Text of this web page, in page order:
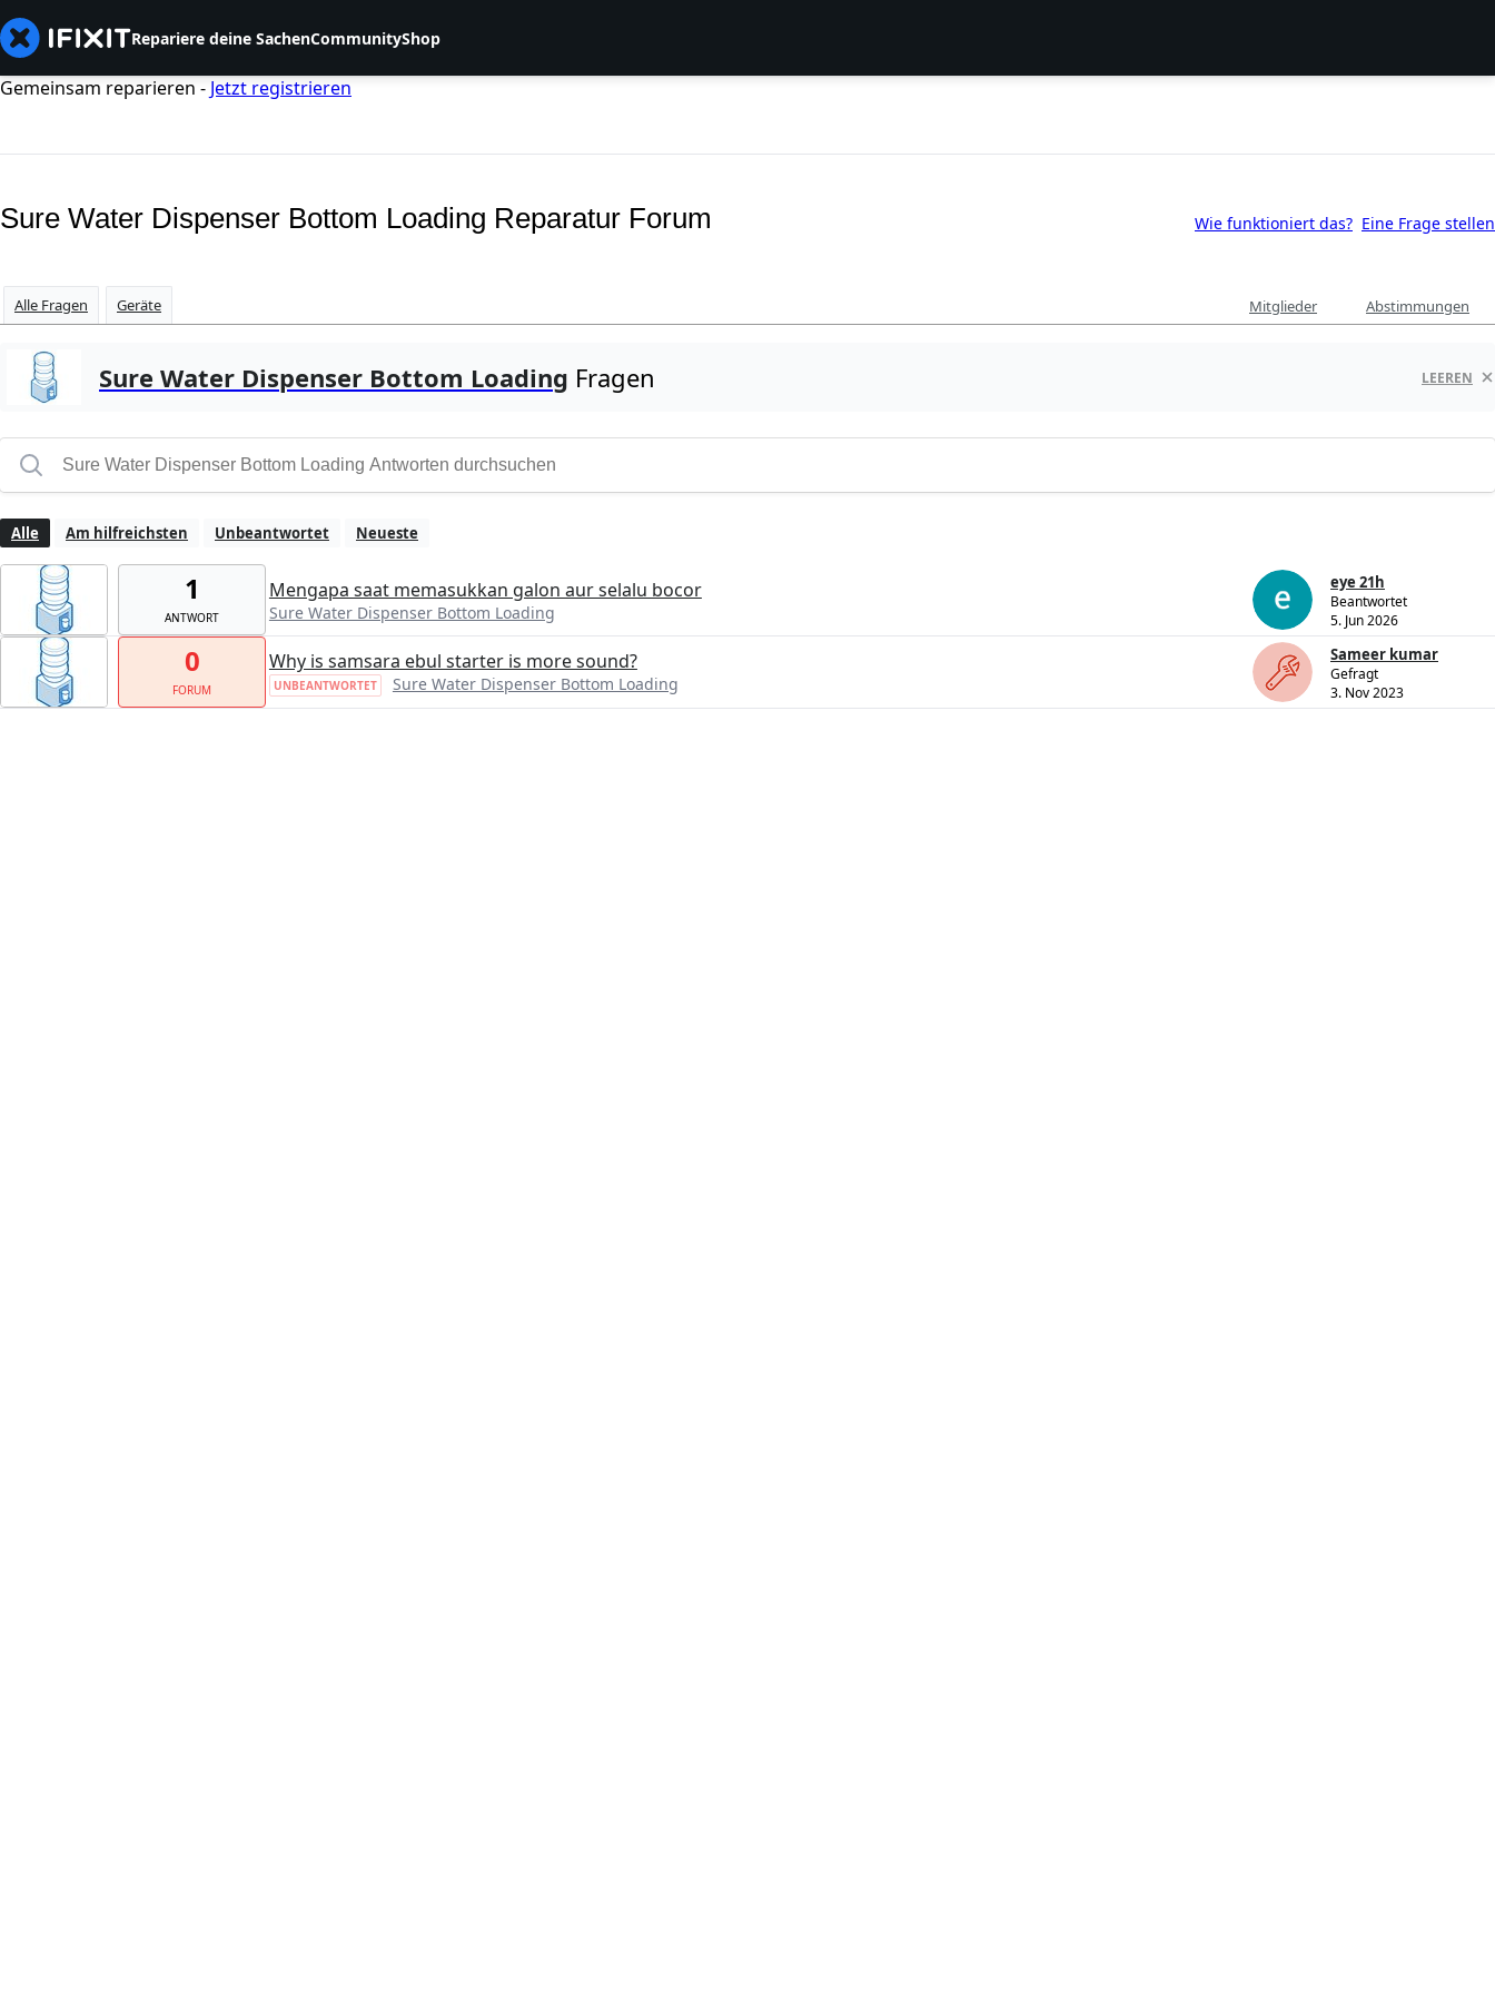
Repariere deine SachenCommunityShop
Gemeinsam reparieren - Jetzt registrieren
Sure Water Dispenser Bottom Loading Reparatur Forum Wie funktioniert das? Eine Frage stellen
Alle Fragen Geräte Mitglieder Abstimmungen
Sure Water Dispenser Bottom Loading Fragen LEEREN
Alle Am hilfreichsten Unbeantwortet Neueste
1
ANTWORT
Mengapa saat memasukkan galon aur selalu bocor
Sure Water Dispenser Bottom Loading
eye 21h
Beantwortet
5. Jun 2026
0
FORUM
Why is samsara ebul starter is more sound?
UNBEANTWORTET Sure Water Dispenser Bottom Loading
Sameer kumar
Gefragt
3. Nov 2023